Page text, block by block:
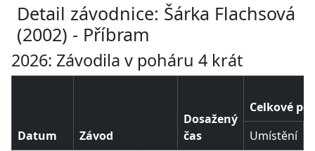
Detail závodnice: Šárka Flachsová
(2002) - Příbram
2026: Závodila v poháru 4 krát
Datum Závod
Dosažený
čas
Celkové
Umístění